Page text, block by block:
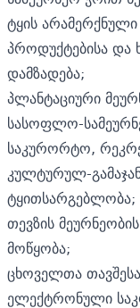
ტყის არამერქნული
პროდუქტებისა და
დამზადება;
პლანტაციური
სასოფლო-
საკურორტო,
კულტურულ-
ტყითსარგებლობა;
თევზის
მოწყობა;
ცხოველთა
ელექტრონული